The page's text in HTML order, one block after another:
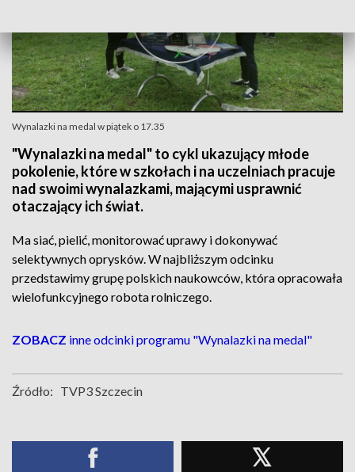
Wynalazki na medal w piątek o 17.35
"Wynalazki na medal" to cykl ukazujący młode
pokolenie, które w szkołach i na uczelniach pracuje
nad swoimi wynalazkami, mającymi usprawnić
otaczający ich świat.
Ma siać, pielić, monitorować uprawy i dokonywać
selektywnych oprysków. W najbliższym odcinku
przedstawimy grupę polskich naukowców, która opracowała
wielofunkcyjnego robota rolniczego.
ZOBACZ inne odcinki programu "Wynalazki na medal"
Źródło: TVP3 Szczecin